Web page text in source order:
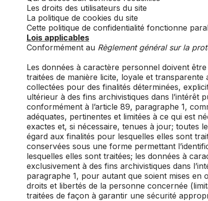
Les droits des utilisateurs du site
La politique de cookies du site
Cette politique de confidentialité fonctionne
Lois applicables
Conformément au Règlement général sur la
Les données à caractère personnel doivent être
traitées de manière licite, loyale et
collectées pour des finalités déterminées,
ultérieur à des fins archivistiques dans l’intérêt
conformément à l’article 89, paragraphe 1,
adéquates, pertinentes et limitées à ce qui est
exactes et, si nécessaire, tenues à jour; toutes
égard aux finalités pour lesquelles elles sont
conservées sous une forme permettant
lesquelles elles sont traitées; les données à
exclusivement à des fins archivistiques dans
paragraphe 1, pour autant que soient mises
droits et libertés de la personne concernée
traitées de façon à garantir une sécurité